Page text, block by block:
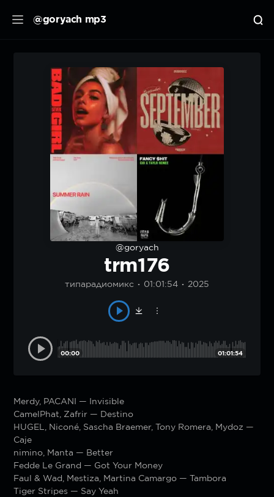
@goryach mp3
@goryach
trm176
типарадиомикс 01:01:54 2025
00:00 01:01:54
Merdy, PACANI — Invisible
CamelPhat, Zafrir — Destino
HUGEL, Niconé, Sascha Braemer, Tony Romera, Mydoz —
Caje
nimino, Manta — Better
Fedde Le Grand — Got Your Money
Faul & Wad, Mestiza, Martina Camargo — Tambora
Tiger Stripes — Say Yeah